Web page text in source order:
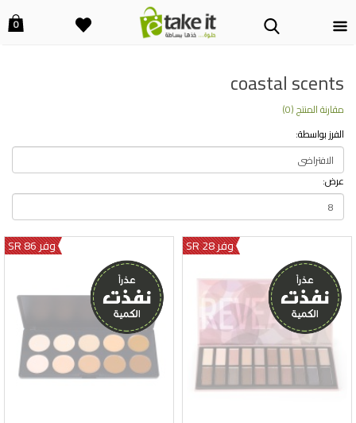
0
coastal scents
مقارنة المنتج (0)
الفرز بواسطة:
عرض:
وفر 28 SR وفر 86 SR